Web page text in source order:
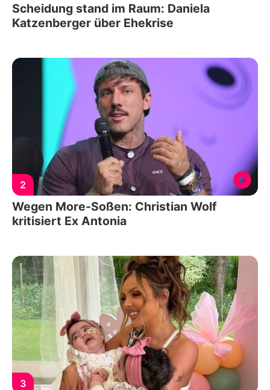
Scheidung stand im Raum: Daniela
Katzenberger über Ehekrise
2
Wegen More-Soßen: Christian Wolf
kritisiert Ex Antonia
3